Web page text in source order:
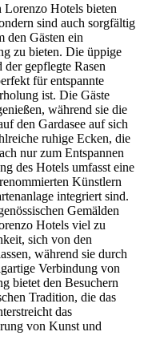
Lorenzo Hotels bieten
sind auch sorgfältig
den Gästen ein
zu bieten. Die üppige
gepflegte Rasen
für entspannte
ist. Die Gäste
während sie die
den Gardasee auf sich
ruhige Ecken, die
nur zum Entspannen
des Hotels umfasst eine
Künstlern
integriert sind.
Gemälden
Hotels viel zu
sich von den
während sie durch
Verbindung von
bietet den Besuchern
Tradition, die das
das
von Kunst und